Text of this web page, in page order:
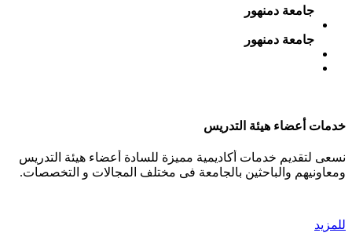
جامعة دمنهور
جامعة دمنهور
خدمات أعضاء هيئة التدريس
نسعى لتقديم خدمات أكاديمية مميزة للسادة أعضاء هيئة التدريس
ومعاونيهم والباحثين بالجامعة فى مختلف المجالات و التخصصات.
للمزيد